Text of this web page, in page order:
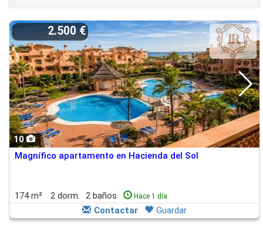
10
2.500 €
Magnífico apartamento en Hacienda del Sol
174 m² 2 dorm. 2 baños Hace 1 día
Contactar Guardar